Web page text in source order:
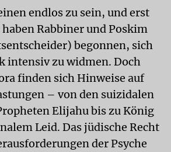
endlos zu sein, und erst
Rabbiner und Poskim
begonnen, sich
intensiv zu widmen. Doch
finden sich Hinweise auf
– von den suizidalen
Elijahu bis zu König
Leid. Das jüdische Recht
der Psyche